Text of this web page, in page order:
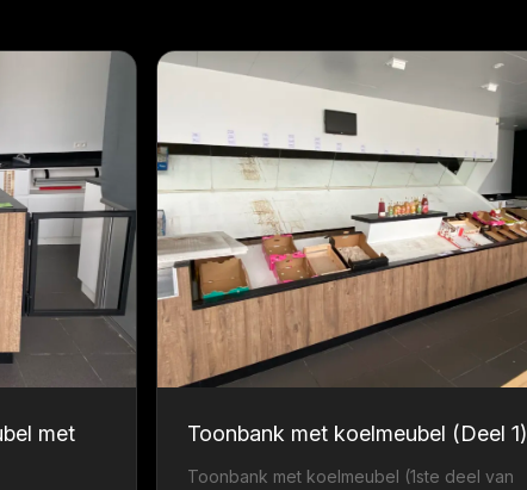
met
Toonbank met koelmeubel (Deel 1)
Toonbank met koelmeubel (1ste deel van